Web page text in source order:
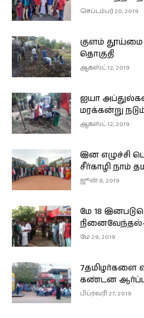
செப்டம்பர் 20, 2019
குளம் தூய்மை
தொகுதி
ஆகஸ்ட் 12, 2019
ஐயா
மரக்கன்று
ஆகஸ்ட் 12, 2019
இன எழுச்சி
சீர்காழி நாம்
ஜூன் 8, 2019
மே 18
நினைவேந்தல்-
மே 29, 2019
7தமிழர்களை
கண்டன
பிப்ரவரி 27, 2019